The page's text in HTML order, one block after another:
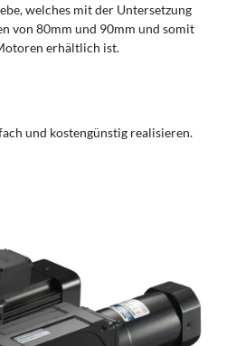
welches mit der Untersetzung
von 80mm und 90mm und somit
erhältlich ist.
und kostengünstig realisieren.